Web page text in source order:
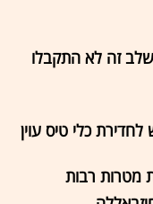
זה לא התקבלו
מטרות רבות